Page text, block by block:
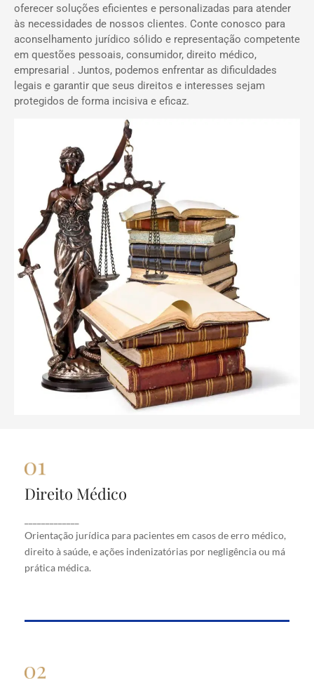
oferecer soluções eficientes e personalizadas para atender
às necessidades de nossos clientes. Conte conosco para
aconselhamento jurídico sólido e representação competente
em questões pessoais, consumidor, direito médico,
empresarial . Juntos, podemos enfrentar as dificuldades
legais e garantir que seus direitos e interesses sejam
protegidos de forma incisiva e eficaz.
Direito Médico
Orientação jurídica para pacientes em casos de erro médico,
direito à saúde, e ações indenizatórias por negligência ou má
prática médica.
Direito Médico
erro médico, direito à saúde, e ações indenizatórias
por negligência ou má prática médica.